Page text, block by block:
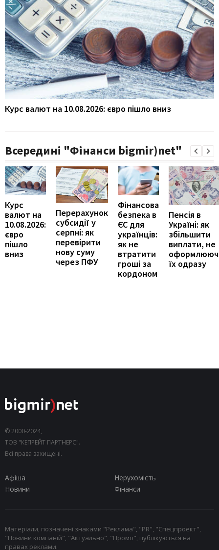
Курс валют на 10.08.2026: євро пішло вниз
Всередині "Фінанси bigmir)net"
Курс
валют на
10.08.2026:
євро
пішло
вниз
Перерахунок
субсидії у
серпні: як
перевірити
нову суму
через ПФУ
Фінансова
безпека в
ЄС для
українців:
як не
втратити
гроші за
кордоном
Пенсія в
Україні: як
збільшити
виплати, не
їх одразу
© 2000-2024,
ТОВ "КЕПРЕЙТ ПАРТНЕРС".
Всі права захищені.
Афіша
Нерухомість
Новини
Фінанси
Матеріали, позначені знаками "Реклама", "PR", "Спецпроект",
"Новини компаній", "Актуально", "Промо", публікуються на
правах реклами.